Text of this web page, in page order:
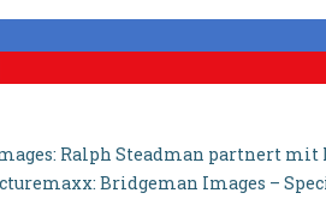
Ralph Steadman partnert mit
Bridgeman Images –